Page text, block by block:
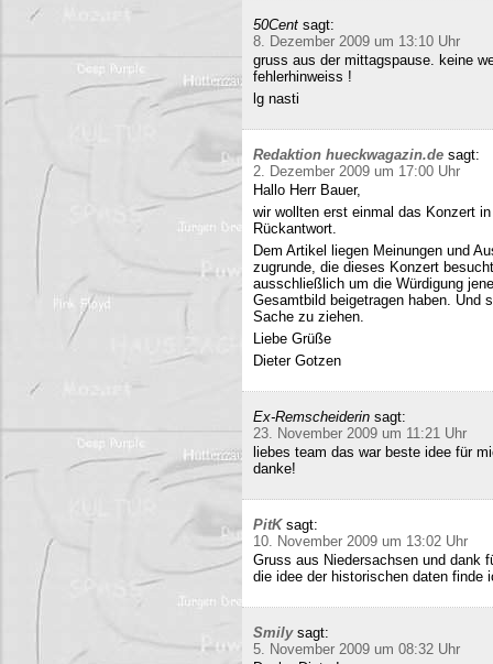
50Cent sagt:
8. Dezember 2009 um 13:10 Uhr
gruss aus der mittagspause. keine
fehlerhinweiss !
lg nasti
Redaktion hueckwagazin.de sagt:
2. Dezember 2009 um 17:00 Uhr
Hallo Herr Bauer,
wir wollten erst einmal das Konzert
Rückantwort.
Dem Artikel liegen Meinungen und
zugrunde, die dieses Konzert
ausschließlich um die Würdigung
Gesamtbild beigetragen haben. Und
Sache zu ziehen.
Liebe Grüße
Dieter Gotzen
Ex-Remscheiderin sagt:
23. November 2009 um 11:21 Uhr
liebes team das war beste idee für
danke!
PitK sagt:
10. November 2009 um 13:02 Uhr
Gruss aus Niedersachsen und dank
die idee der historischen daten finde
Smily sagt:
5. November 2009 um 08:32 Uhr